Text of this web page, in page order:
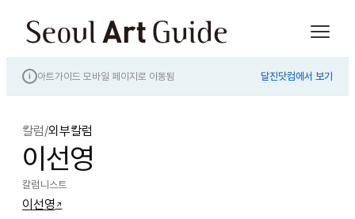
i 아트가이드 모바일 페이지로 이동됨 달진닷컴에서 보기
칼럼/외부칼럼
이선영
칼럼니스트
이선영 ↗